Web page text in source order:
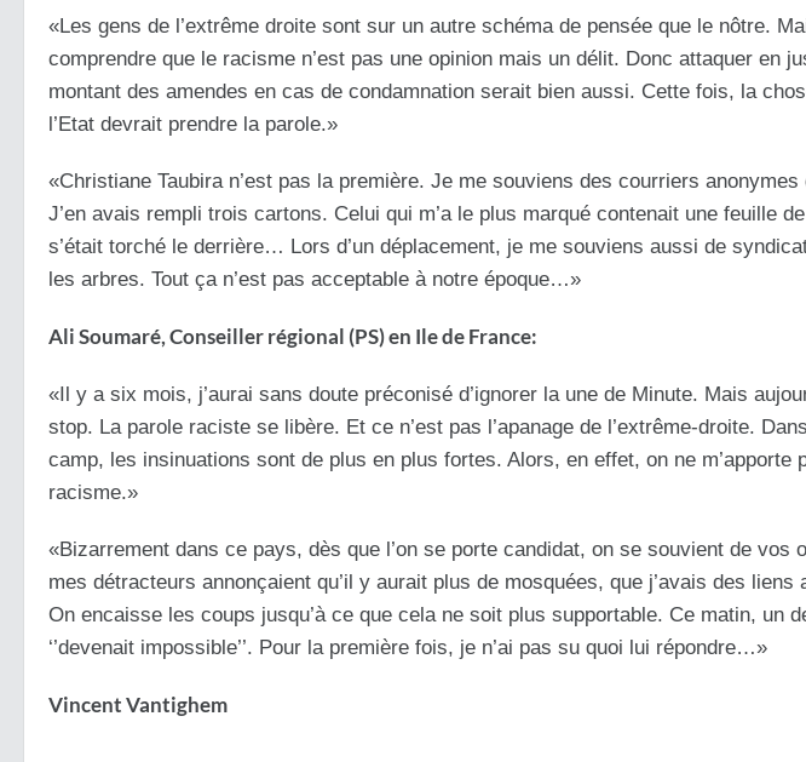
«Les gens de l’extrême droite sont sur un autre schéma de pensée que le nôtre.
comprendre que le racisme n’est pas une opinion mais un délit. Donc attaquer en
montant des amendes en cas de condamnation serait bien aussi. Cette fois, la
l’Etat devrait prendre la parole.»
«Christiane Taubira n’est pas la première. Je me souviens des courriers
J’en avais rempli trois cartons. Celui qui m’a le plus marqué contenait une feuille
s’était torché le derrière… Lors d’un déplacement, je me souviens aussi de
les arbres. Tout ça n’est pas acceptable à notre époque…»
Ali Soumaré, Conseiller régional (PS) en Ile de France:
«Il y a six mois, j’aurai sans doute préconisé d’ignorer la une de Minute. Mais
stop. La parole raciste se libère. Et ce n’est pas l’apanage de l’extrême-droite.
camp, les insinuations sont de plus en plus fortes. Alors, en effet, on ne m’apporte
racisme.»
«Bizarrement dans ce pays, dès que l’on se porte candidat, on se souvient de vos
mes détracteurs annonçaient qu’il y aurait plus de mosquées, que j’avais des
On encaisse les coups jusqu’à ce que cela ne soit plus supportable. Ce matin, un
‘’devenait impossible’’. Pour la première fois, je n’ai pas su quoi lui répondre…»
Vincent Vantighem